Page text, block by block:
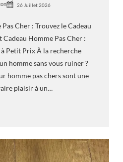
26 Juillet 2026
Cher : Trouvez le Cadeau
Homme Pas Cher :
Petit Prix À la recherche
homme sans vous ruiner ?
homme pas chers sont une
plaisir à un…